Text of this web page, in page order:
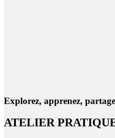
Explorez, apprenez,
ATELIER